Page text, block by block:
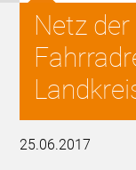
Netz der
25.06.2017